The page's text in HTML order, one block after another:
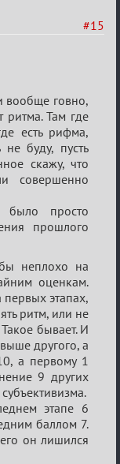
#15
вообще говно,
ритма. Там где
есть рифма,
буду, пусть
скажу, что
совершенно
просто
прошлого
неплохо на
оценкам.
этапах,
ритм, или не
бывает. И
другого, а
а первому 1
9 других
этапе 6
баллом 7.
он лишился